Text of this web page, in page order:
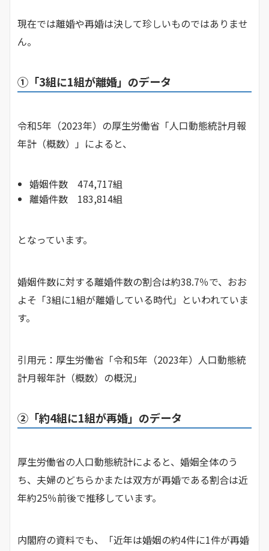
現在では離婚や再婚は決して珍しいものではありませ
ん。
①「3組に1組が離婚」のデータ
令和5年（2023年）の厚生労働省「人口動態統計月報
年計（概数）」によると、
婚姻件数 474,717組
離婚件数 183,814組
となっています。
婚姻件数に対する離婚件数の割合は約38.7％で、おお
よそ「3組に1組が離婚している時代」といわれていま
す。
引用元：厚生労働省「令和5年（2023年）人口動態統
計月報年計（概数）の概況」
②「約4組に1組が再婚」のデータ
厚生労働省の人口動態統計によると、婚姻全体のう
ち、夫婦のどちらかまたは双方が再婚である割合は近
年約25％前後で推移しています。
内閣府の資料でも、「近年は婚姻の約4件に1件が再婚